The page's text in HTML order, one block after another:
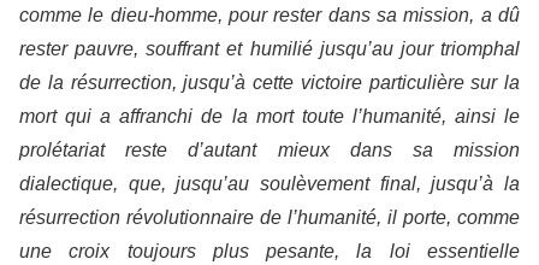
comme le dieu-homme, pour rester dans sa mission, a dû
rester pauvre, souffrant et humilié jusqu’au jour triomphal
de la résurrection, jusqu’à cette victoire particulière sur la
mort qui a affranchi de la mort toute l’humanité, ainsi le
prolétariat reste d’autant mieux dans sa mission
dialectique, que, jusqu’au soulèvement final, jusqu’à la
résurrection révolutionnaire de l’humanité, il porte, comme
une croix toujours plus pesante, la loi essentielle